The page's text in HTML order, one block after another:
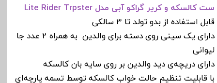
ست کالسکه و کریر گراکوآبی مدل Lite Rider Trpster
قابل استفاده از بدو تولد تا 3 سالکی
دارای یک سینی روی دسته برای والدین به همراه 2 عدد جا
لیوانی
دارای دریچه‌ی دید والدین بر روی سایه بان کالسکه
با قابلیت تنظیم حالت خواب کالسکه توسط تسمه پارچه‌ای